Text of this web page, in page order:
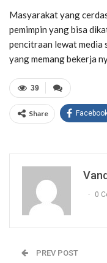
Masyarakat yang
pemimpin yang bisa
pencitraan lewat media
yang memang bekerja
39
Share
0
PREV POST